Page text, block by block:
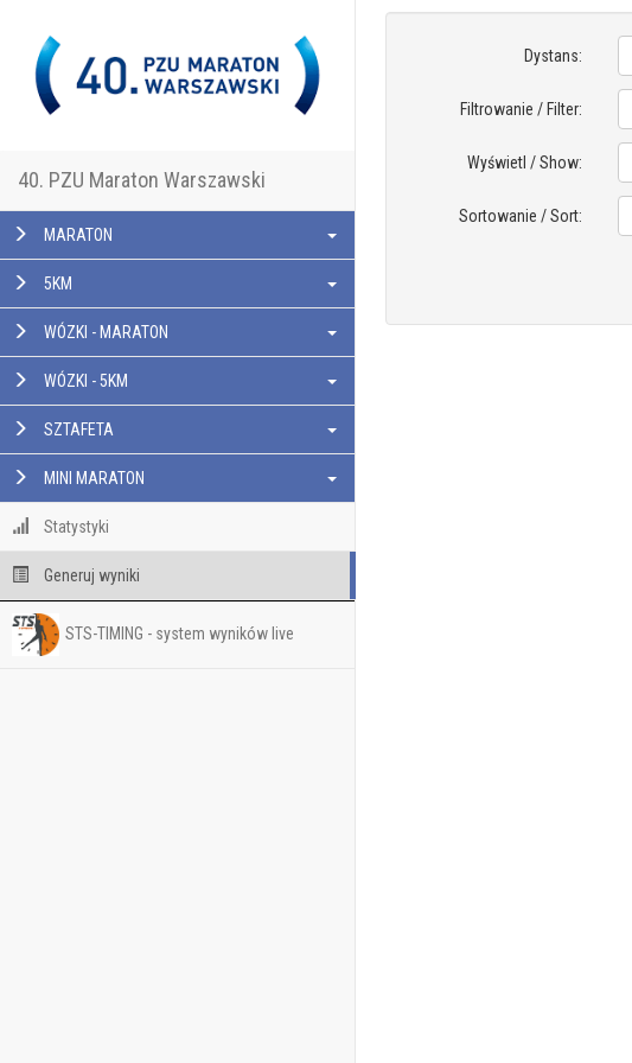
40. PZU Maraton Warszawski
MARATON
5KM
WÓZKI - MARATON
WÓZKI - 5KM
SZTAFETA
MINI MARATON
Statystyki
Generuj wyniki
STS-TIMING - system wyników live
Dystans:
Filtrowanie / Filter:
Wyświetl / Show:
Sortowanie / Sort: